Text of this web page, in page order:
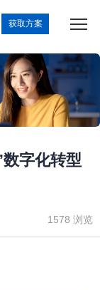
获取方案
字化转型
1578 浏览